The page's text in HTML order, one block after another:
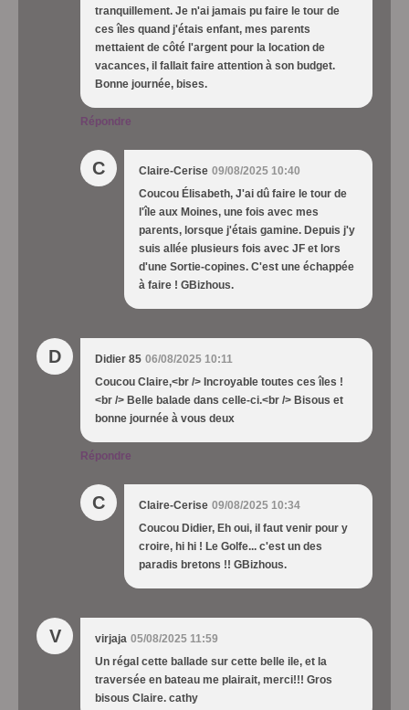
tranquillement. Je n'ai jamais pu faire le tour de
ces îles quand j'étais enfant, mes parents
mettaient de côté l'argent pour la location de
vacances, il fallait faire attention à son budget.
Bonne journée, bises.
Répondre
C Claire-Cerise 09/08/2025 10:40
Coucou Élisabeth, J'ai dû faire le tour de
l'île aux Moines, une fois avec mes
parents, lorsque j'étais gamine. Depuis j'y
suis allée plusieurs fois avec JF et lors
d'une Sortie-copines. C'est une échappée
à faire ! GBizhous.
D Didier 85 06/08/2025 10:11
Coucou Claire,<br /> Incroyable toutes ces îles !
<br /> Belle balade dans celle-ci.<br /> Bisous et
bonne journée à vous deux
Répondre
C Claire-Cerise 09/08/2025 10:34
Coucou Didier, Eh oui, il faut venir pour y
croire, hi hi ! Le Golfe... c'est un des
paradis bretons !! GBizhous.
V virjaja 05/08/2025 11:59
Un régal cette ballade sur cette belle ile, et la
traversée en bateau me plairait, merci!!! Gros
bisous Claire. cathy